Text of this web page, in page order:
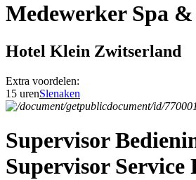
Medewerker Spa &
Hotel Klein Zwitserland
Extra voordelen:
15 urenSlenaken
Supervisor
Supervisor Service